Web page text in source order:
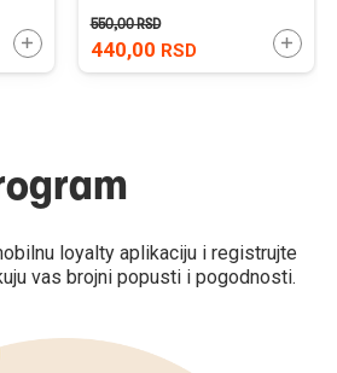
DODAJTE U KORPU
440,00 RSD
550,00RSD
loyalty aplikaciju i registrujte
vas brojni popusti i pogodnosti.